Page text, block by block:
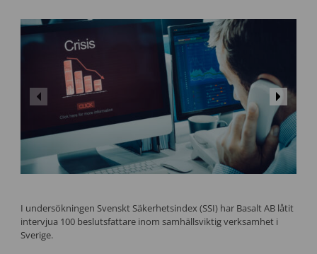
I undersökningen Svenskt Säkerhetsindex (SSI) har Basalt AB låtit
intervjua 100 beslutsfattare inom samhällsviktig verksamhet i
Sverige.